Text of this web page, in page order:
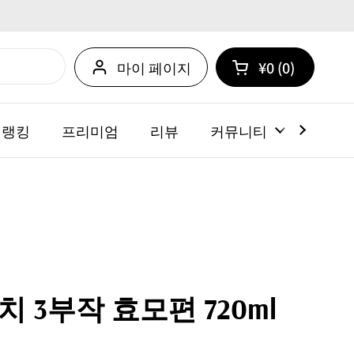
마이 페이지 카트 열기
쇼핑 카트 총계:
¥0 0
카트 내에 제품
킹 프리미엄 리뷰 커뮤니티
3부작 효모편 720ml